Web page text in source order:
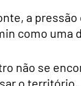
a
como uma
não se
o